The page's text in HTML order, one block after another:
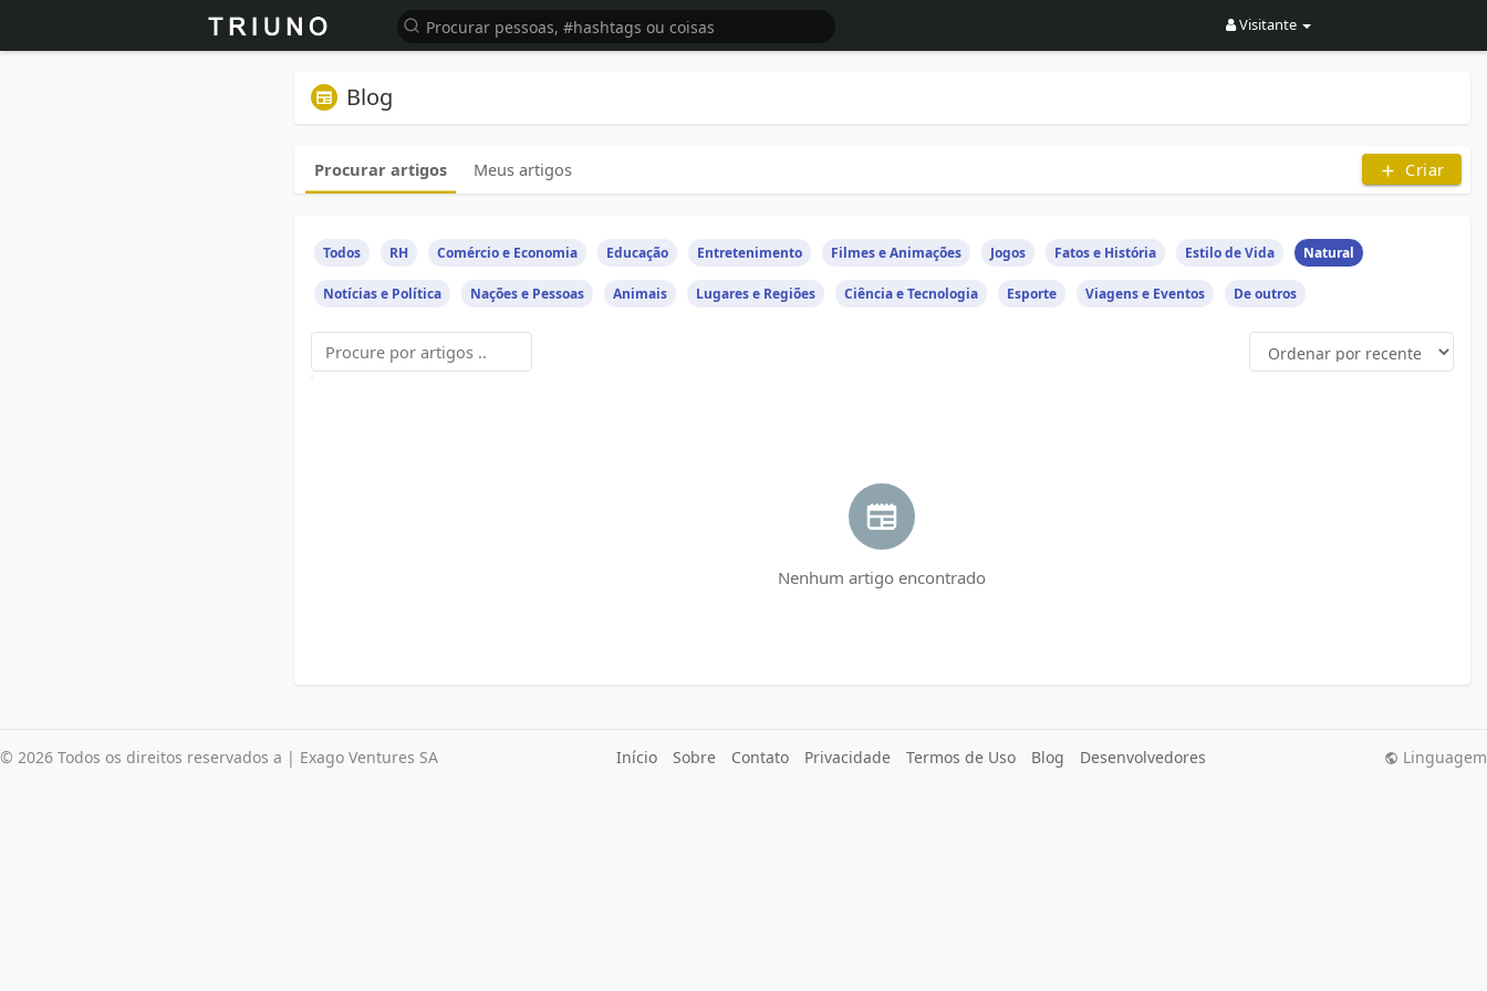
Visitante
Blog
Procurar artigos Meus artigos Criar
Todos RH Comércio e Economia Educação Entretenimento Filmes e Animações Jogos Fatos e História Estilo de Vida Natural
Notícias e Política Nações e Pessoas Animais Lugares e Regiões Ciência e Tecnologia Esporte Viagens e Eventos De outros
Nenhum artigo encontrado
© 2026 Todos os direitos reservados a | Exago Ventures SA Início Sobre Contato Privacidade Termos de Uso Blog Desenvolvedores Linguagem